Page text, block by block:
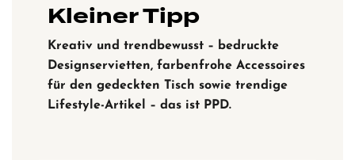
Kleiner Tipp
Kreativ und trendbewusst – bedruckte
Designservietten, farbenfrohe Accessoires
für den gedeckten Tisch sowie trendige
Lifestyle-Artikel – das ist PPD.